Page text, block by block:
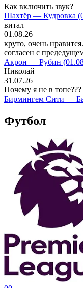
Как включить звук?
Шахтёр — Кудровка
витал
01.08.26
круто, очень
согласен с
Акрон — Рубин
Николай
31.07.26
Почему я не в топе???
Бирмингем Сити —
Футбол